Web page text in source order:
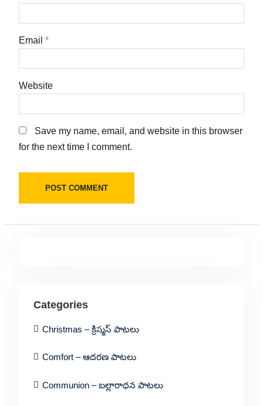
Email *
Website
Save my name, email, and website in this browser
for the next time I comment.
Categories
Christmas – క్రిస్మస్ పాటలు
Comfort – ఆదరణ పాటలు
Communion – బల్లారాధన పాటలు